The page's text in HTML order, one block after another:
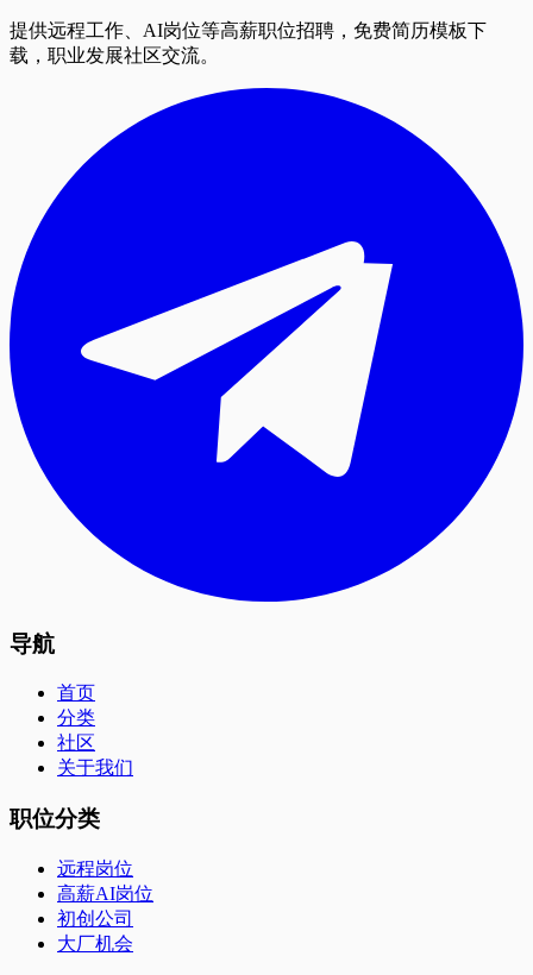
提供远程工作、AI岗位等高薪职位招聘，免费简历模板下
载，职业发展社区交流。
导航
首页
分类
社区
关于我们
职位分类
远程岗位
高薪AI岗位
初创公司
大厂机会